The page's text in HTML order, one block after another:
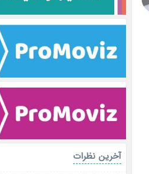
آخرین نظرات